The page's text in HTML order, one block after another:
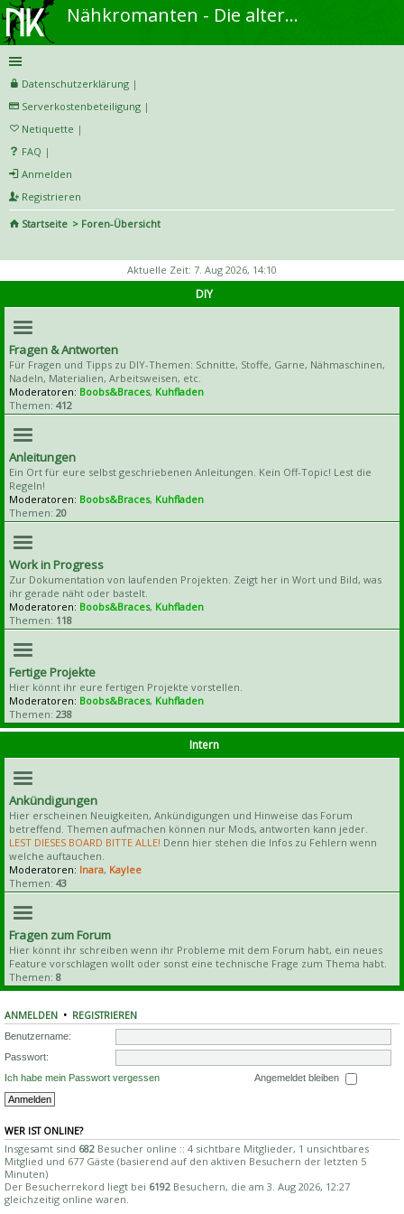
Nähkromanten - Die alternative Näh- und DIY-Community
Datenschutzerklärung |
Serverkostenbeteiligung |
Netiquette |
FAQ |
Anmelden
Registrieren
Startseite
Foren-Übersicht
Aktuelle Zeit: 7. Aug 2026, 14:10
DIY
Fragen & Antworten
Für Fragen und Tipps zu DIY-Themen: Schnitte, Stoffe, Garne, Nähmaschinen,
Nadeln, Materialien, Arbeitsweisen, etc.
Moderatoren: Boobs&Braces, Kuhfladen
Themen: 412
Anleitungen
Ein Ort für eure selbst geschriebenen Anleitungen. Kein Off-Topic! Lest die
Regeln!
Moderatoren: Boobs&Braces, Kuhfladen
Themen: 20
Work in Progress
Zur Dokumentation von laufenden Projekten. Zeigt her in Wort und Bild, was
ihr gerade näht oder bastelt.
Moderatoren: Boobs&Braces, Kuhfladen
Themen: 118
Fertige Projekte
Hier könnt ihr eure fertigen Projekte vorstellen.
Moderatoren: Boobs&Braces, Kuhfladen
Themen: 238
Intern
Ankündigungen
Hier erscheinen Neuigkeiten, Ankündigungen und Hinweise das Forum
betreffend. Themen aufmachen können nur Mods, antworten kann jeder.
LEST DIESES BOARD BITTE ALLE! Denn hier stehen die Infos zu Fehlern wenn
welche auftauchen.
Moderatoren: Inara, Kaylee
Themen: 43
Fragen zum Forum
Hier könnt ihr schreiben wenn ihr Probleme mit dem Forum habt, ein neues
Feature vorschlagen wollt oder sonst eine technische Frage zum Thema habt.
Themen: 8
ANMELDEN • REGISTRIEREN
Benutzername:
Passwort:
Ich habe mein Passwort vergessen
Angemeldet bleiben
WER IST ONLINE?
Insgesamt sind 682 Besucher online :: 4 sichtbare Mitglieder, 1 unsichtbares
Mitglied und 677 Gäste (basierend auf den aktiven Besuchern der letzten 5
Minuten)
Der Besucherrekord liegt bei 6192 Besuchern, die am 3. Aug 2026, 12:27
gleichzeitig online waren.